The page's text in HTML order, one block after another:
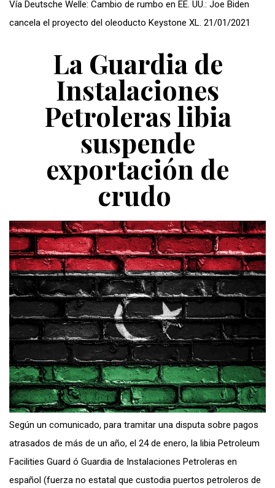
Vía Deutsche Welle: Cambio de rumbo en EE. UU.: Joe Biden
cancela el proyecto del oleoducto Keystone XL. 21/01/2021
La Guardia de
Instalaciones
Petroleras libia
suspende
exportación de
crudo
Según un comunicado, para tramitar una disputa sobre pagos
atrasados de más de un año, el 24 de enero, la libia Petroleum
Facilities Guard ó Guardia de Instalaciones Petroleras en
español (fuerza no estatal que custodia puertos petroleros de